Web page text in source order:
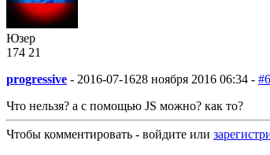
Юзер
174 21
progressive - 2016-07-1628 ноября 2016 06:34 -
Что нельзя? а с помощью JS можно? как то?
Чтобы комментировать - войдите или